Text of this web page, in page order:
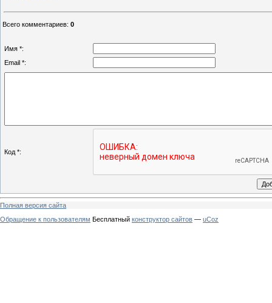
Всего комментариев: 0
Имя *:
Email *:
Код *:
Полная версия сайта
Обращение к пользователям Бесплатный конструктор сайтов — uCoz